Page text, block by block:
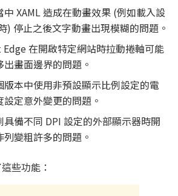
XAML 造成在動畫效果 (例如載入設
) 停止之後文字動畫出現模糊的問題。
在開啟特定網站時拉動捲軸可能
畫面邊界的問題。
版本中使用非預設顯示比例設定的電
定意外變更的問題。
備不同 DPI 設定的外部顯示器時開
變粗許多的問題。
些功能：